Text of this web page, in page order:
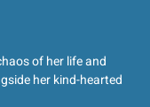
of her life and
her kind-hearted